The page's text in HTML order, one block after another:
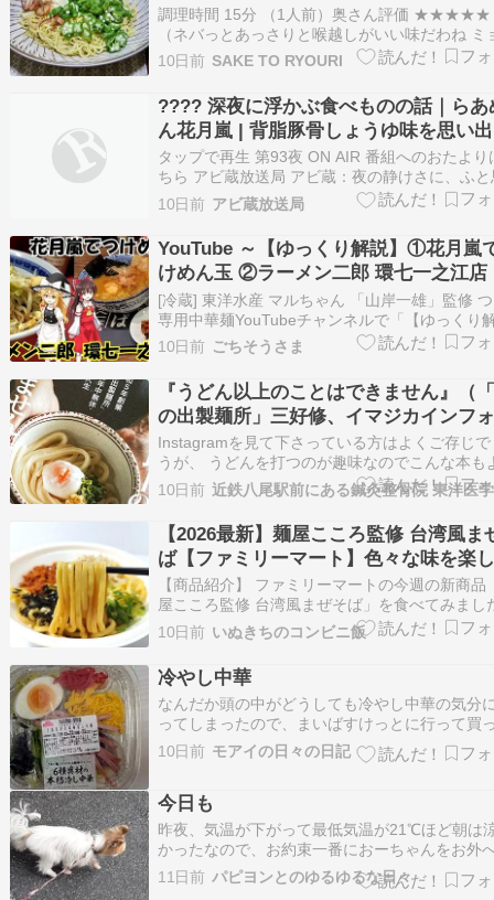
調理時間 15分 （1人前）奥さん評価 ★★★★★
（ネバっとあっさりと喉越しがいい味だわね ミ
ガの風味が好きだわ）細めのちぢれ麺とミョウ
葉で食べる冷やしラーメンのようなものです最
い日が続き食が細くなってきてる夫婦でござい
こういうのが嬉しいのです【材料】• 中華麺…
10日前 SAKE TO RYOURI
???? 深夜に浮かぶ食べものの話｜らあ
ん花月嵐 | 背脂豚骨しょうゆ味を思い
頃
タップで再生 第93夜 ON AIR 番組へのおたより
ちら アビ蔵放送局 アビ蔵：夜の静けさに、ふ
出すんだよね。鈍く光るスープの色が。 バステ
そう、それ。背脂がじわっと浮かんでて、光が
ぐみたいに見えてさ。 アビ蔵：みんなが知って
油だけど、なんだか違う匂い。…
10日前 アビ蔵放送局
YouTube ～【ゆっくり解説】①花月嵐
けめん玉 ②ラーメン二郎 環七一之江店
[冷蔵] 東洋水産 マルちゃん 「山岸一雄」監修
専用中華麺YouTubeチャンネルで「【ゆっくり
説】①花月嵐でつけめん玉 ②ラーメン二郎 環七
江店」を公開しました。☆ごちそうさま☆
10日前 ごちそうさま
『うどん以上のことはできません』（
の出製麺所」三好修、イマジカインフ
ス）
Instagramを見て下さっている方はよくご存じで
うが、 うどんを打つのが趣味なのでこんな本も
読みます。 『うどん以上のことはできません』
（「日の出製麺所」三好修、イマジカインフォ
うどん以上のことはできません 昭和5年創業「
出製麺所」当主の年中無休・うどん人生…
10日前
【2026最新】麺屋こころ監修 台湾風ま
ば【ファミリーマート】色々な味を楽
ます!!
【商品紹介】 ファミリーマートの今週の新商品
屋こころ監修 台湾風まぜそば」を食べてみまし
弾力ある太めの中華麺に、魚節と唐辛子の旨辛
特徴の専用ダレを合わせ、台湾風肉そぼろ、も
し、刻みのりなどをのせた「麺屋こころ」監修
湾風まぜそばです。別添の「昆布酢」を加える
10日前 いぬきちのコンビニ飯
冷やし中華
なんだか頭の中がどうしても冷やし中華の気分
ってしまったので、まいばすけっとに行って買
きました。少なめながら298円はありがたい。
生姜は食べられません…お中元 夏ギフト 揖保乃
料 出産 内祝い お返し 乾麺…
10日前 モアイの日々の日記
今日も
昨夜、気温が下がって最低気温が21℃ほど朝は
かったなので、お約束一番におーちゃんをお外
れ出しました相変わらず、出たとたんに走り出
すあまり走ると危ないよ久々のお外で嬉しいん
11日前 パピヨンとのゆるゆるな日々